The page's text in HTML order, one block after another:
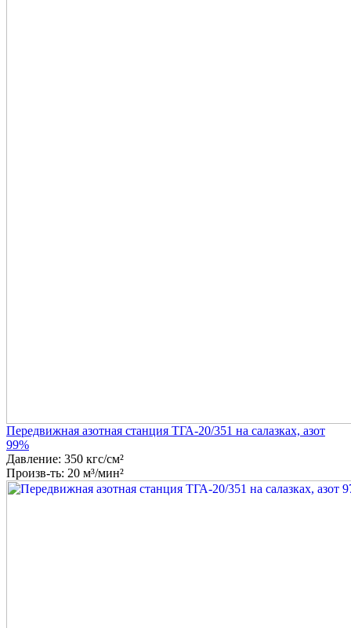
Передвижная азотная станция ТГА-20/351 на салазках, азот
99%
Давление: 350 кгс/см²
Произв-ть: 20 м³/мин²